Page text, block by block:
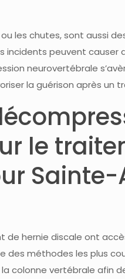
les chutes, sont aussi
peuvent causer
neurovertébrale
la guérison après un
le
hernie discale ont
des méthodes les plus
colonne vertébrale afin